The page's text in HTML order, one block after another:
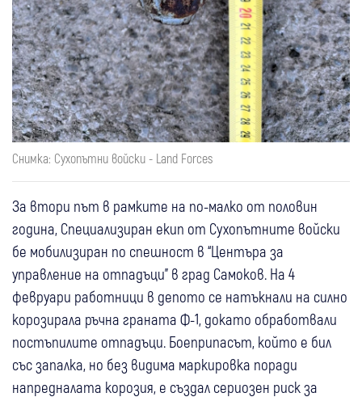
Снимка: Сухопътни войски - Land Forces
За втори път в рамките на по-малко от половин
година, Специализиран екип от Сухопътните войски
бе мобилизиран по спешност в “Центъра за
управление на отпадъци” в град Самоков. На 4
февруари работници в депото се натъкнали на силно
корозирала ръчна граната Ф-1, докато обработвали
постъпилите отпадъци. Боеприпасът, който е бил
със запалка, но без видима маркировка поради
напредналата корозия, е създал сериозен риск за